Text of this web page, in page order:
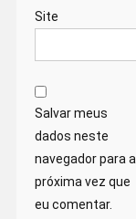
Site
Salvar meus
dados neste
navegador para a
próxima vez que
eu comentar.